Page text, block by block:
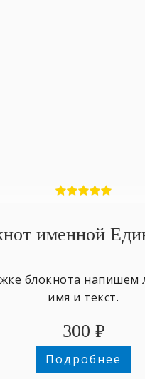
именной
блокнота напишем
имя и текст.
300 ₽
Подробнее